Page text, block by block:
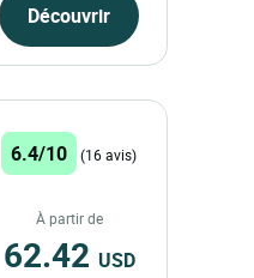
Découvrir
6.4/10 (16 avis)
À partir de
62.42 USD